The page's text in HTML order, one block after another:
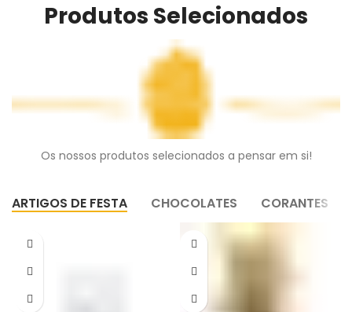
Produtos Selecionados
Os nossos produtos selecionados a pensar em si!
ARTIGOS DE FESTA CHOCOLATES CORANTES